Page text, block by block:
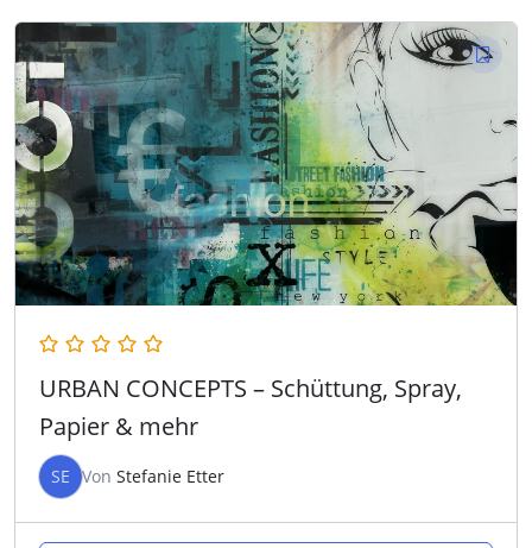
URBAN CONCEPTS – Schüttung, Spray,
Papier & mehr
SE Von Stefanie Etter